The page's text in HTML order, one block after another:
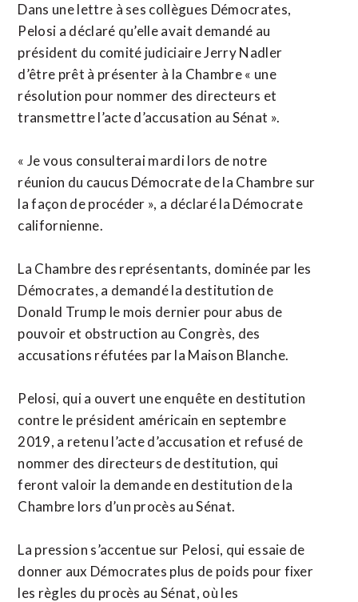
Dans une lettre à ses collègues Démocrates,
Pelosi a déclaré qu’elle avait demandé au
président du comité judiciaire Jerry Nadler
d’être prêt à présenter à la Chambre « une
résolution pour nommer des directeurs et
transmettre l’acte d’accusation au Sénat ».
« Je vous consulterai mardi lors de notre
réunion du caucus Démocrate de la Chambre sur
la façon de procéder », a déclaré la Démocrate
californienne.
La Chambre des représentants, dominée par les
Démocrates, a demandé la destitution de
Donald Trump le mois dernier pour abus de
pouvoir et obstruction au Congrès, des
accusations réfutées par la Maison Blanche.
Pelosi, qui a ouvert une enquête en destitution
contre le président américain en septembre
2019, a retenu l’acte d’accusation et refusé de
nommer des directeurs de destitution, qui
feront valoir la demande en destitution de la
Chambre lors d’un procès au Sénat.
La pression s’accentue sur Pelosi, qui essaie de
donner aux Démocrates plus de poids pour fixer
les règles du procès au Sénat, où les